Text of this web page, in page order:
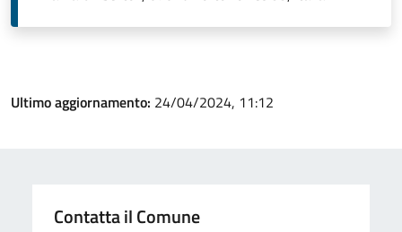
Ultimo aggiornamento: 24/04/2024, 11:12
Contatta il Comune